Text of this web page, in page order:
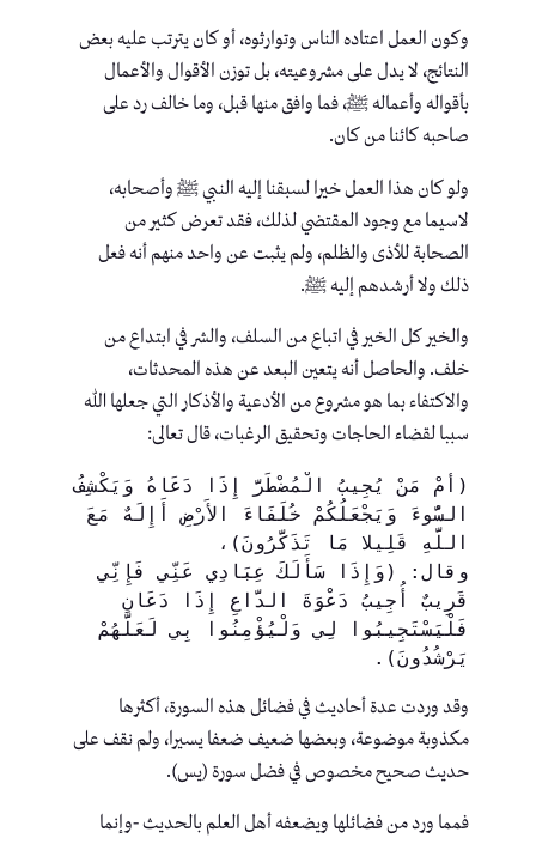
وكون العمل اعتاده الناس وتوارثوه، أو كان يترتب عليه بعض
النتائج، لا يدل على مشروعيته، بل توزن الأقوال والأعمال
بأقواله وأعماله ﷺ، فما وافق منها قبل، وما خالف رد على
صاحبه كائنا من كان.
ولو كان هذا العمل خيرا لسبقنا إليه النبي ﷺ وأصحابه،
لاسيما مع وجود المقتضي لذلك، فقد تعرض كثير من
الصحابة للأذى والظلم، ولم يثبت عن واحد منهم أنه فعل
ذلك ولا أرشدهم إليه ﷺ.
والخير كل الخير في اتباع من السلف، والشر في ابتداع من
خلف. والحاصل أنه يتعين البعد عن هذه المحدثات،
والاكتفاء بما هو مشروع من الأدعية والأذكار التي جعلها الله
سببا لقضاء الحاجات وتحقيق الرغبات، قال تعالى:
(أَمْ مَنْ يُجِيبُ الْمُضْطَرَّ إِذَا دَعَاهُ وَيَكْشِفُ
اللَّهِ قَلِيلا مَا تَذَكَّرُونَ)،
وقال: (وَإِذَا سَأَلَكَ عِبَادِي عَنِّي فَإِنِّي
يَرْشُدُونَ).
وقد وردت عدة أحاديث في فضائل هذه السورة، أكثرها
مكذوبة موضوعة، وبعضها ضعيف ضعفا يسيرا، ولم نقف على
حديث صحيح مخصوص في فضل سورة (يس).
فمما ورد من فضائلها ويضعفه أهل العلم بالحديث -وإنما